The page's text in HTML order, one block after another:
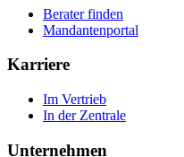
Berater finden
Mandantenportal
Karriere
Im Vertrieb
In der Zentrale
Unternehmen